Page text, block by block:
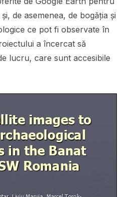
de asemenea, de bogăţia şi
ce pot fi observate în
a încercat să
lucru, care sunt accesibile